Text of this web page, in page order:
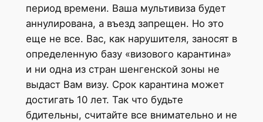
период времени. Ваша мультивиза будет
аннулирована, а въезд запрещен. Но это
еще не все. Вас, как нарушителя, заносят в
определенную базу «визового карантина»
и ни одна из стран шенгенской зоны не
выдаст Вам визу. Срок карантина может
достигать 10 лет. Так что будьте
бдительны, считайте все внимательно и не